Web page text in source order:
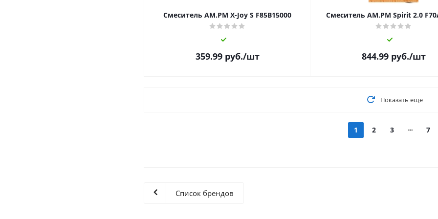
Смеситель AM.PM X-Joy S F85B15000
359.99руб./шт
Смеситель AM.PM Spirit 2.0
844.99руб./шт
Показать еще
1 2 3 7
Список брендов